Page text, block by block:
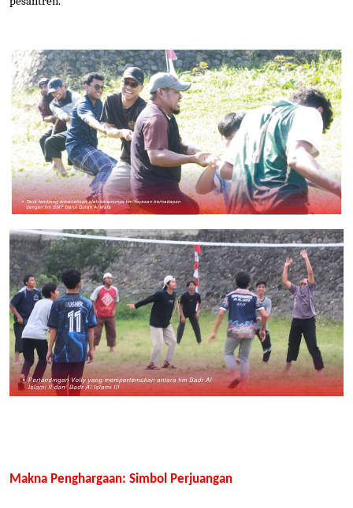
Makna Penghargaan: Simbol Perjuangan